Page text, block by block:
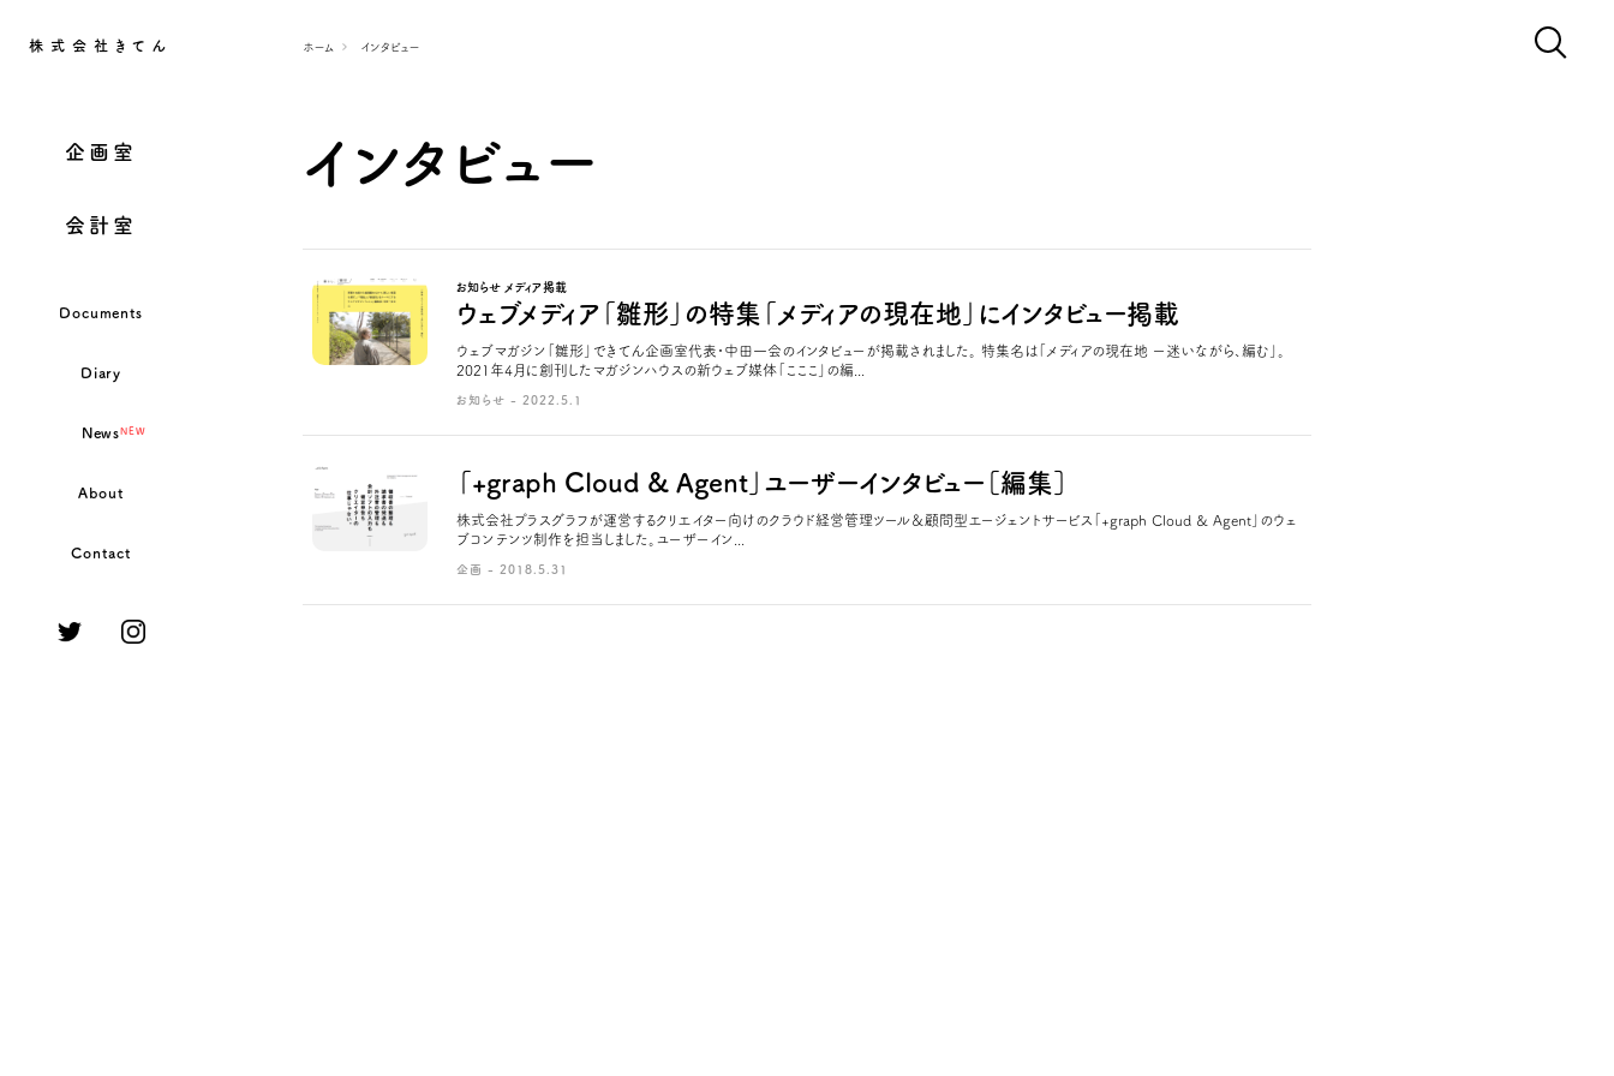
株式会社きてん
企画室
会計室
Documents
Diary
NewsNEW
About
Contact
ホーム インタビュー
インタビュー
お知らせ メディア掲載
ウェブメディア「雛形」の特集「メディアの現在地」にインタビュー掲載
ウェブマガジン「雛形」できてん企画室代表・中田一会のインタビューが掲載されました。 特集名は「メディアの現在地 ー迷いながら、編む」。
2021年4月に創刊したマガジンハウスの新ウェブ媒体「こここ」の編...
お知らせ - 2022.5.1
「+graph Cloud & Agent」ユーザーインタビュー［編集］
株式会社プラスグラフが運営するクリエイター向けのクラウド経営管理ツール＆顧問型エージェントサービス「+graph Cloud & Agent」のウェ
ブコンテンツ制作を担当しました。ユーザーイン...
企画 - 2018.5.31